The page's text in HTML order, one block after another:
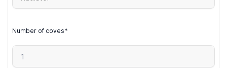
Number of coves*